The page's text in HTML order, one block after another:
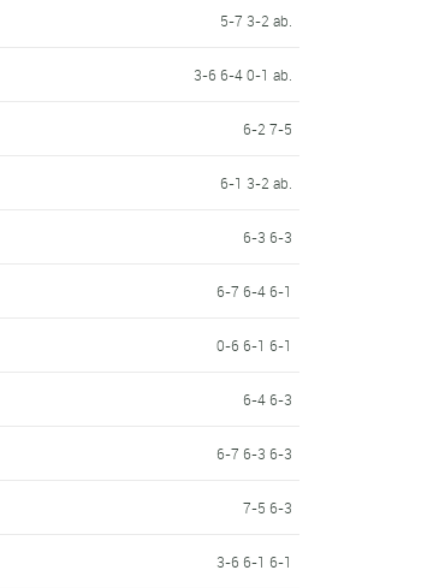
5-7 3-2 ab.
3-6 6-4 0-1 ab.
6-2 7-5
6-1 3-2 ab.
6-3 6-3
6-7 6-4 6-1
0-6 6-1 6-1
6-4 6-3
6-7 6-3 6-3
7-5 6-3
3-6 6-1 6-1